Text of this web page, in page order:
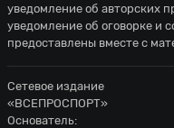
41'
Англия
опасной
41'
Джордан
и
команды.
уведомление об авторских
уведомление об оговорке и
предоставлены вместе с
Сетевое издание
«ВСЕПРОСПОРТ»
Основатель: